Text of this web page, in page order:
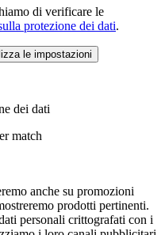
di verificare le
protezione dei dati.
le impostazioni
dei dati
match
anche su promozioni
prodotti pertinenti.
personali crittografati con i